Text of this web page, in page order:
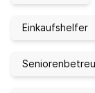
Einkaufshelfer